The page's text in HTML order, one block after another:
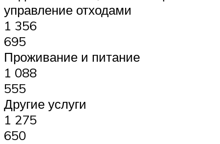
управление отходами
1 356
695
Проживание и питание
1 088
555
Другие услуги
1 275
650